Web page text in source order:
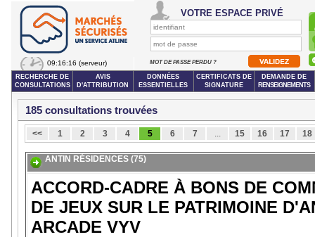
09:16:17 (serveur)
VOTRE ESPACE PRIVÉ
MOT DE PASSE PERDU ?
RECHERCHE DE
CONSULTATIONS
AVIS
D'ATTRIBUTION
DONNÉES
ESSENTIELLES
CERTIFICATS DE
SIGNATURE
DEMANDE DE
RENSEIGNEMENTS
185 consultations trouvées
<< 1 2 3 4 5 6 7 ... 15 16 17 18
ANTIN RÉSIDENCES (75)
ACCORD-CADRE À BONS DE
DE JEUX SUR LE PATRIMOINE
ARCADE VYV